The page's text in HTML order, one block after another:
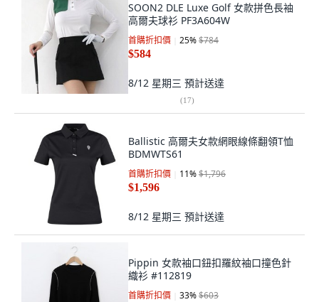
SOON2 DLE Luxe Golf 女款拼色長袖
高爾夫球衫 PF3A604W
首購折扣價 25%$784
$584
8/12 星期三 預計送達
(17)
Ballistic 高爾夫女款網眼線條翻領T恤
BDMWTS61
首購折扣價 11%$1,796
$1,596
8/12 星期三 預計送達
Pippin 女款袖口鈕扣羅紋袖口撞色針
織衫 #112819
首購折扣價 33%$603